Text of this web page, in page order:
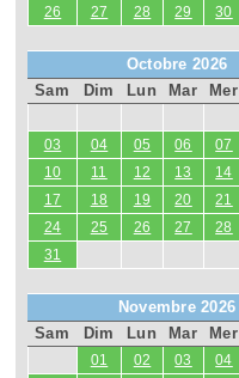
26
27 28 29 30
Octobre 2026
Sam
Dim Lun Mar Mer
03
04 05 06 07
10
11 12 13 14
17
18 19 20 21
24
25 26 27 28
31
Novembre 2026
Sam
Dim Lun Mar Mer
01 02 03 04